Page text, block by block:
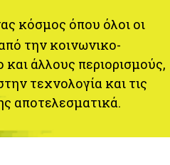
κόσμος όπου όλοι οι
την κοινωνικο-
άλλους περιορισμούς,
τεχνολογία και τις
αποτελεσματικά.